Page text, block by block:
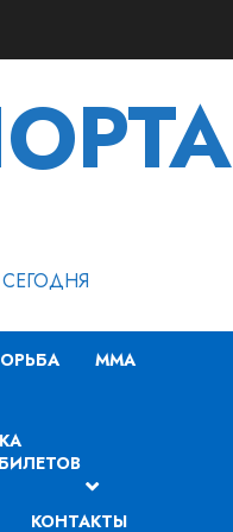
MMA
КОНТАКТЫ